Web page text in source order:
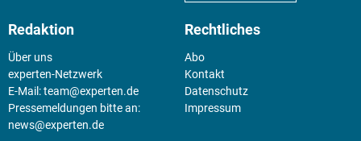
Redaktion
Über uns
experten-Netzwerk
E-Mail:team@experten.de
Pressemeldungen bitte an:
news@experten.de
Rechtliches
Abo
Kontakt
Datenschutz
Impressum